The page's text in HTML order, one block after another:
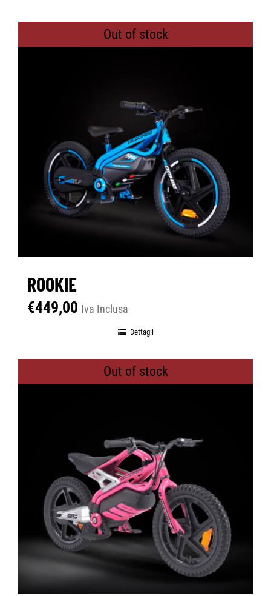
Out of stock
ROOKIE
€449,00 Iva Inclusa
Dettagli
Out of stock